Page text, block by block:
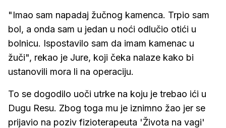
"Imao sam napadaj žučnog kamenca. Trpio sam
bol, a onda sam u jedan u noći odlučio otići u
bolnicu. Ispostavilo sam da imam kamenac u
žuči", rekao je Jure, koji čeka nalaze kako bi
ustanovili mora li na operaciju.
To se dogodilo uoči utrke na koju je trebao ići u
Dugu Resu. Zbog toga mu je iznimno žao jer se
prijavio na poziv fizioterapeuta 'Života na vagi'